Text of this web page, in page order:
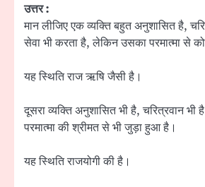
उत्तर :
मान लीजिए एक व्यक्ति बहुत अनुशासित है,
सेवा भी करता है, लेकिन उसका परमात्मा से
यह स्थिति राज ऋषि जैसी है।
दूसरा व्यक्ति अनुशासित भी है, चरित्रवान
परमात्मा की श्रीमत से भी जुड़ा हुआ है।
यह स्थिति राजयोगी की है।